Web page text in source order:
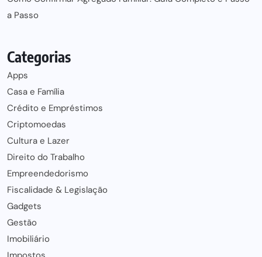
a Passo
Categorias
Apps
Casa e Família
Crédito e Empréstimos
Criptomoedas
Cultura e Lazer
Direito do Trabalho
Empreendedorismo
Fiscalidade & Legislação
Gadgets
Gestão
Imobiliário